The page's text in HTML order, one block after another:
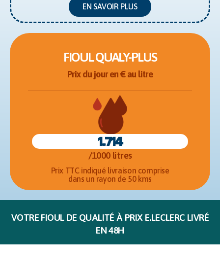
EN SAVOIR PLUS
FIOUL QUALY-PLUS
Prix du jour en € au litre
1.714
/1000 litres
Prix TTC indiqué livraison comprise
dans un rayon de 50 kms
VOTRE FIOUL DE QUALITÉ À PRIX E.LECLERC LIVRÉ
EN 48H